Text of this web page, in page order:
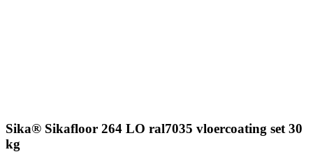
Sika® Sikafloor 264 LO ral7035 vloercoating set 30
kg